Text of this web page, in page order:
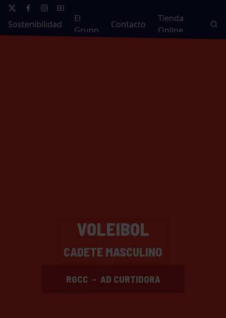
Sostenibilidad
El
Grupo
Contacto
Tienda
Online
VOLEIBOL
CADETE MASCULINO
RGCC - AD CURTIDORA